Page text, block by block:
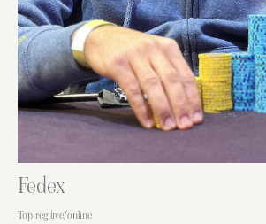
Fedex
Top reg live/online